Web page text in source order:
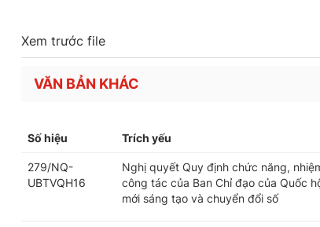
Xem trước file
VĂN BẢN KHÁC
Số hiệu Trích yếu
279/NQ-
UBTVQH16
Nghị quyết Quy định chức năng,
công tác của Ban Chỉ đạo của Quốc
mới sáng tạo và chuyển đổi số